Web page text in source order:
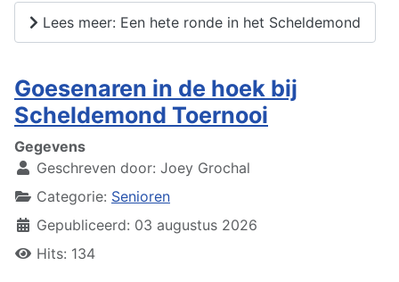
Lees meer: Een hete ronde in het Scheldemond
Goesenaren in de hoek bij
Scheldemond Toernooi
Gegevens
Geschreven door: Joey Grochal
Categorie: Senioren
Gepubliceerd: 03 augustus 2026
Hits: 134